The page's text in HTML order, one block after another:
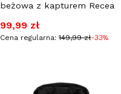
beżowa z kapturem Recea
Cena promocyjna
99,99 zł
Cena regularna: 149,99 zł-33%